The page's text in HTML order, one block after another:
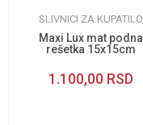
SLIVNICI ZA KUPATILO
Maxi Lux mat podna
rešetka 15x15cm
1.100,00 RSD